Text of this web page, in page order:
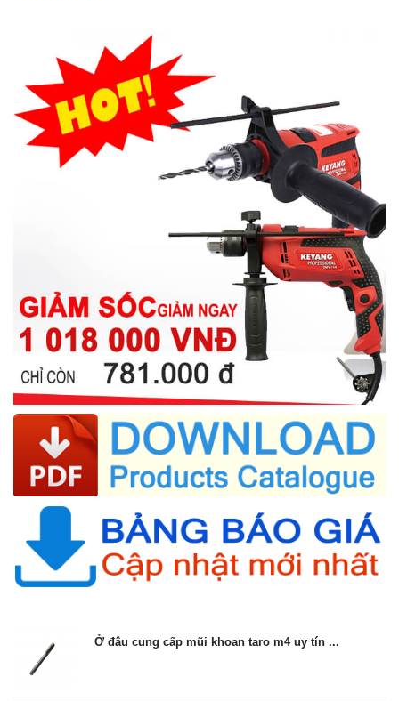
Ở đâu cung cấp mũi khoan taro m4 uy tín ...